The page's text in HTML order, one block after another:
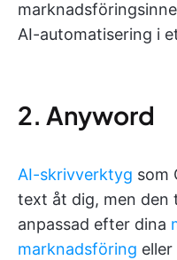
AI-automatisering i
2. Anyword
AI-skrivverktyg som
text åt dig, men den
anpassad efter dina
marknadsföring